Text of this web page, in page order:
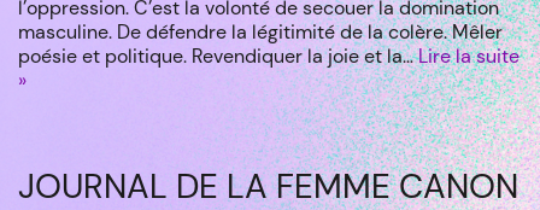
l’oppression. C’est la volonté de secouer la domination
masculine. De défendre la légitimité de la colère. Mêler
poésie et politique. Revendiquer la joie et la…Lire la suite
»
JOURNAL DE LA FEMME CANON